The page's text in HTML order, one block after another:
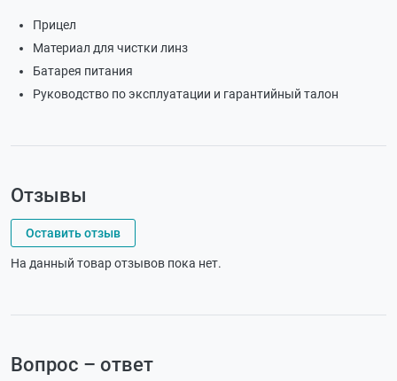
Прицел
Материал для чистки линз
Батарея питания
Руководство по эксплуатации и гарантийный талон
Отзывы
Оставить отзыв
На данный товар отзывов пока нет.
Вопрос – ответ